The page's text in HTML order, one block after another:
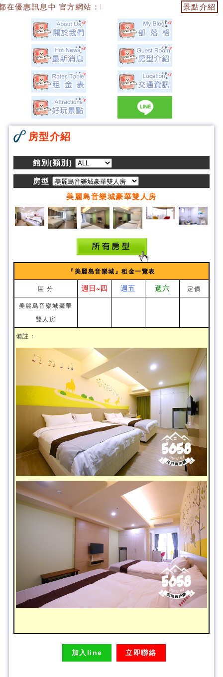
優惠訊息中 官方網站：https:// 景點介紹
房型介紹
館別(類別)
房型
美麗島音樂城豪華雙人房
『美麗島音樂城』租金一覽表
區 分 週日~四 週五 週六 定價
美麗島音樂城豪華
雙人房
備註：
加入line 立即聯絡